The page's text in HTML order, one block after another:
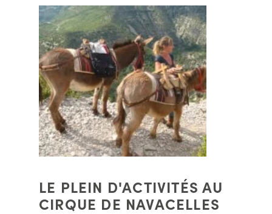
LE PLEIN D'ACTIVITÉS AU
CIRQUE DE NAVACELLES